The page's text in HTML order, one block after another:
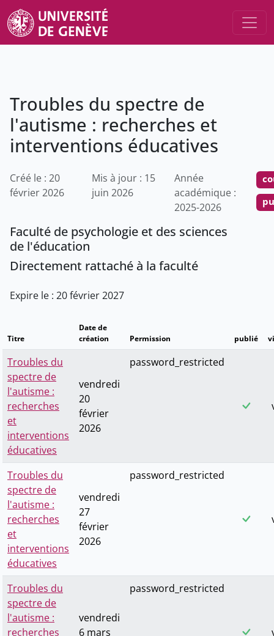
Troubles du spectre de
l'autisme : recherches et
interventions éducatives
Créé le : 20
février 2026
Mis à jour : 15
juin 2026
Année
académique :
2025-2026
Faculté de psychologie et des sciences
de l'éducation
Directement rattaché à la faculté
Expire le : 20 février 2027
Titre
Date de
création
Permission publié
Troubles du
spectre de
l'autisme :
recherches
et
interventions
éducatives
vendredi
20
février
2026
password_restricted
Troubles du
spectre de
l'autisme :
recherches
et
interventions
éducatives
vendredi
27
février
2026
password_restricted
Troubles du
spectre de
l'autisme :
recherches
vendredi
6 mars
password_restricted